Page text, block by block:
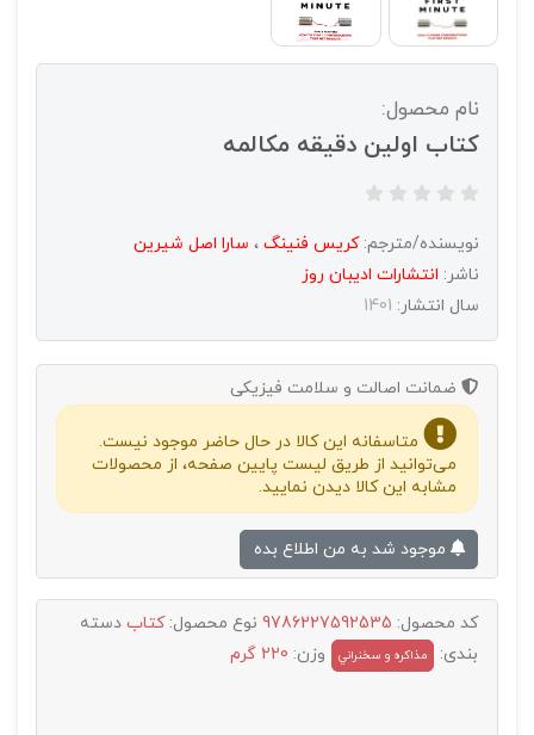
نام محصول:
کتاب اولین دقیقه مکالمه
نویسنده/مترجم:کریس فنینگ ، سارا اصل شیرین
ناشر: انتشارات اديبان روز
سال انتشار: 1401
ضمانت اصالت و سلامت فیزیکی
متاسفانه این کالا در حال حاضر موجود نیست.
می‌توانید از طریق لیست پایین صفحه، از محصولات
مشابه این کالا دیدن نمایید.
کد محصول: 9786227592535 نوع محصول:کتاب دسته
بندی:
مذاکره و سخنراني وزن: 220 گرم